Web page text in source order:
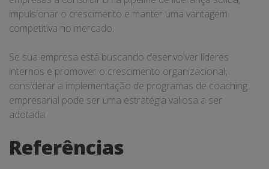
impulsionar o crescimento e manter uma vantagem
competitiva no mercado.
Se sua empresa está buscando desenvolver líderes
internos e promover o crescimento organizacional,
considerar a implementação de programas de coaching
empresarial pode ser uma estratégia valiosa a ser
adotada.
Referências